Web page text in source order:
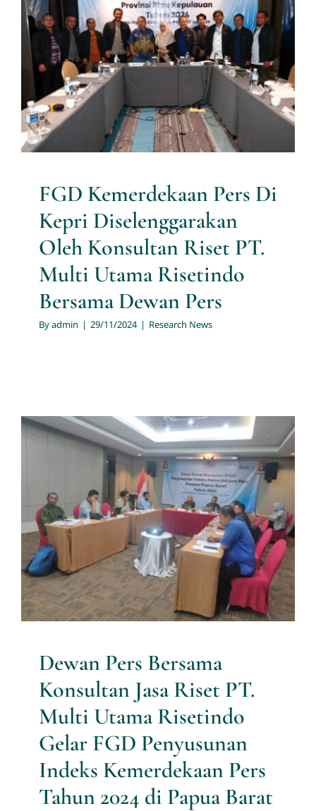
FGD Kemerdekaan Pers Di
Kepri Diselenggarakan Oleh
Konsultan Riset PT. Multi
Utama Risetindo Bersama
Dewan Pers
Research News
FGD Kemerdekaan Pers Di
Kepri Diselenggarakan
Oleh Konsultan Riset PT.
Multi Utama Risetindo
Bersama Dewan Pers
Byadmin | 29/11/2024 | Research News
Dewan Pers Bersama
Konsultan Jasa Riset PT.
Multi Utama Risetindo Gelar
FGD Penyusunan Indeks
Kemerdekaan Pers Tahun
2024 di Papua Barat
Research News
Dewan Pers Bersama
Konsultan Jasa Riset PT.
Multi Utama Risetindo
Gelar FGD Penyusunan
Indeks Kemerdekaan Pers
Tahun 2024 di Papua Barat